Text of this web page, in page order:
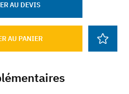
AU PANIER
AU DEVIS